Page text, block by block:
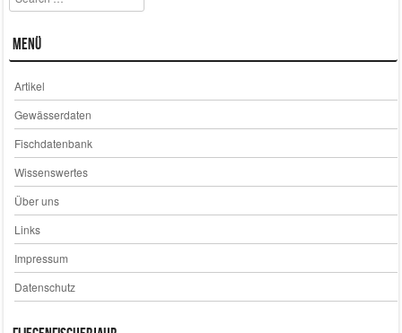
Menü
Artikel
Gewässerdaten
Fischdatenbank
Wissenswertes
Über uns
Links
Impressum
Datenschutz